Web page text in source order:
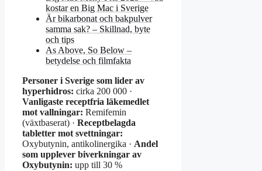
kostar en Big Mac i Sverige
Är bikarbonat och bakpulver
samma sak? – Skillnad, byte
och tips
As Above, So Below –
betydelse och filmfakta
Personer i Sverige som lider av
hyperhidros: cirka 200 000 ·
Vanligaste receptfria läkemedlet
mot vallningar: Remifemin
(växtbaserat) · Receptbelagda
tabletter mot svettningar:
Oxybutynin, antikolinergika · Andel
som upplever biverkningar av
Oxybutynin: upp till 30 %